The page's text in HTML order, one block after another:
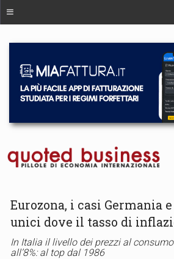
Eurozona, i casi Germania
unici dove il tasso di
In Italia il livello dei prezzi al
all’8%: al top dal 1986